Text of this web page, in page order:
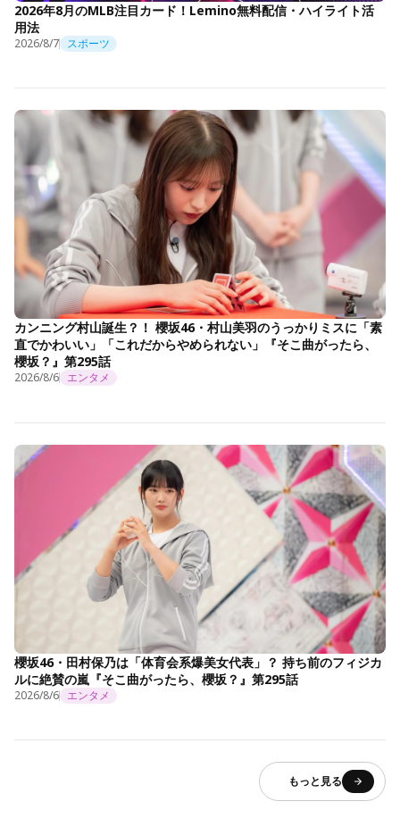
2026年8月のMLB注目カード！Lemino無料配信・ハイライト活
用法
2026/8/7 スポーツ
カンニング村山誕生？！ 櫻坂46・村山美羽のうっかりミスに「素
直でかわいい」「これだからやめられない」『そこ曲がったら、
櫻坂？』第295話
2026/8/6 エンタメ
櫻坂46・田村保乃は「体育会系爆美女代表」？ 持ち前のフィジカ
ルに絶賛の嵐『そこ曲がったら、櫻坂？』第295話
2026/8/6 エンタメ
もっと見る